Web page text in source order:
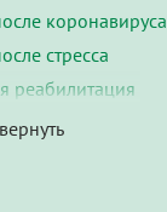
коронавируса
стресса
реабилитация